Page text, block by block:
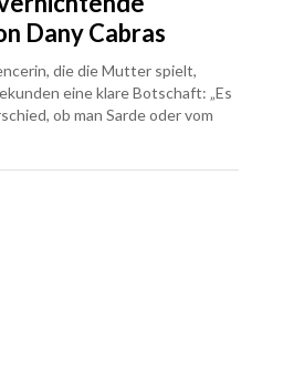
Dany Cabras
die die Mutter spielt,
eine klare Botschaft: „Es
ob man Sarde oder vom